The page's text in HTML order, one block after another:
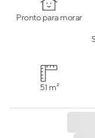
Pronto para morar
51 m²